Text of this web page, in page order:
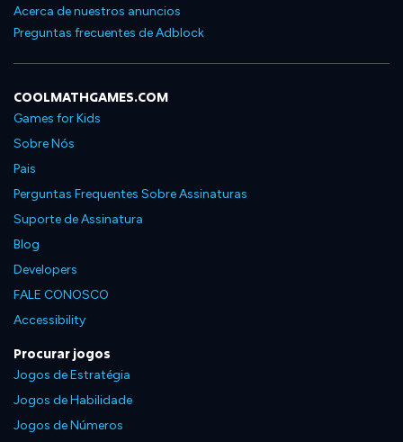
Acerca de nuestros anuncios
Preguntas frecuentes de Adblock
COOLMATHGAMES.COM
Games for Kids
Sobre Nós
Pais
Perguntas Frequentes Sobre Assinaturas
Suporte de Assinatura
Blog
Developers
FALE CONOSCO
Accessibility
Procurar jogos
Jogos de Estratégia
Jogos de Habilidade
Jogos de Números